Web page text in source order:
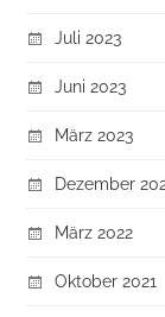
Juli 2023
Juni 2023
März 2023
Dezember
März 2022
Oktober 2021